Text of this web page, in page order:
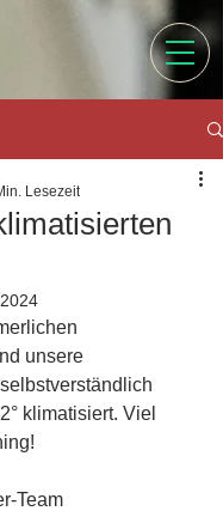
Lesezeit
unsere
klimatisiert. Viel
Team